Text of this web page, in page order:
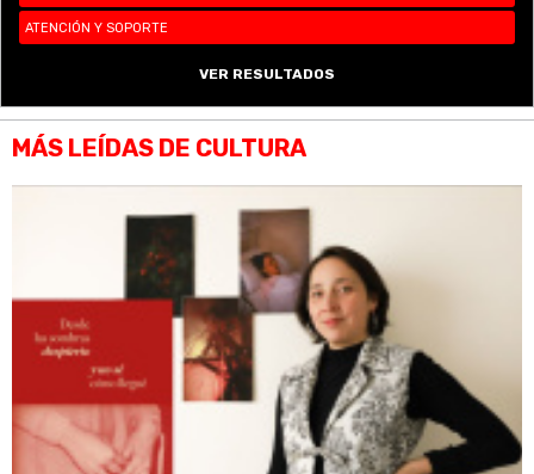
ATENCIÓN Y SOPORTE
VER RESULTADOS
MÁS LEÍDAS DE CULTURA